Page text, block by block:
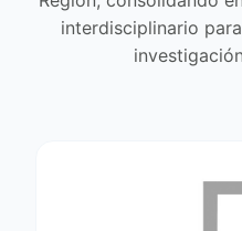
interdisciplinario